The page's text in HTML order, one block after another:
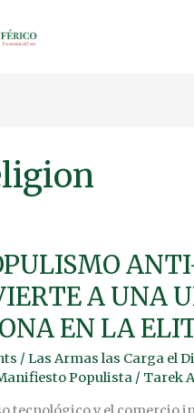
A UNA
EN LA
/Las Armas las Carga el
Populista / Tarek